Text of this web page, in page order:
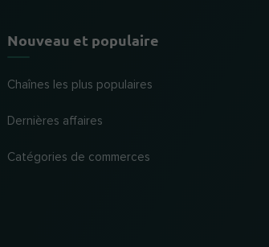
Nouveau et populaire
Chaînes les plus populaires
Dernières affaires
Catégories de commerces